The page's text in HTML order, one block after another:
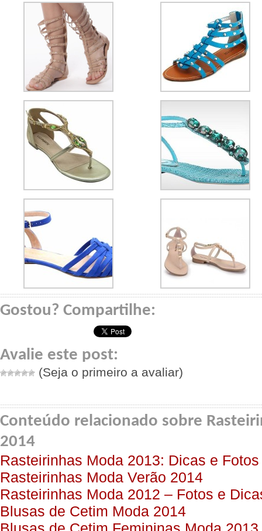
Gostou? Compartilhe:
Avalie este post:
(Seja o primeiro a avaliar)
Conteúdo relacionado sobre
2014
Rasteirinhas Moda 2013: Dicas e Fotos
Rasteirinhas Moda Verão 2014
Rasteirinhas Moda 2012 – Fotos e
Blusas de Cetim Moda 2014